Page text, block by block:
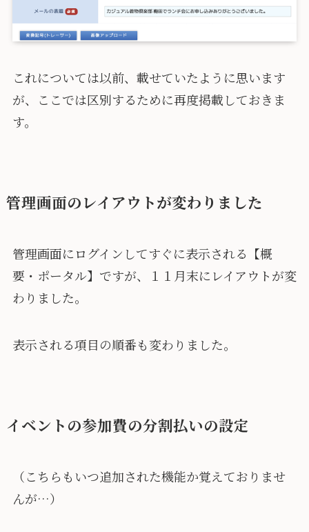
これについては以前、載せていたように思います
が、ここでは区別するために再度掲載しておきま
す。
管理画面のレイアウトが変わりました
管理画面にログインしてすぐに表示される【概
要・ポータル】ですが、１１月末にレイアウトが変
わりました。
表示される項目の順番も変わりました。
イベントの参加費の分割払いの設定
（こちらもいつ追加された機能か覚えておりませ
んが…）